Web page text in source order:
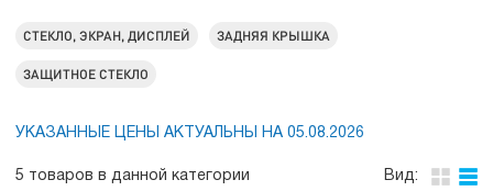
СТЕКЛО, ЭКРАН, ДИСПЛЕЙ ЗАДНЯЯ КРЫШКА
ЗАЩИТНОЕ СТЕКЛО
УКАЗАННЫЕ ЦЕНЫ АКТУАЛЬНЫ НА 05.08.2026
5 товаров в данной категории Вид: